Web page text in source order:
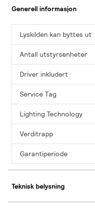
Generell informasjon
Lyskilden kan byttes ut
Antall utstyrsenheter
Driver inkludert
Service Tag
Lighting Technology
Verditrapp
Garantiperiode
Teknisk belysning